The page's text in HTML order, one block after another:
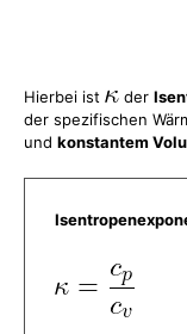
Hierbei ist der
der spezifischen
und konstantem